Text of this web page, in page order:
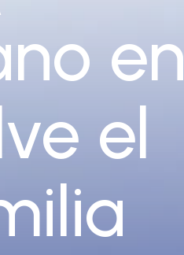
en
el